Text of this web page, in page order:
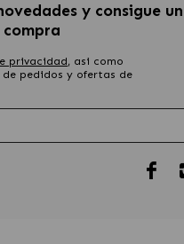
y consigue
privacidad, asi como
pedidos y ofertas de